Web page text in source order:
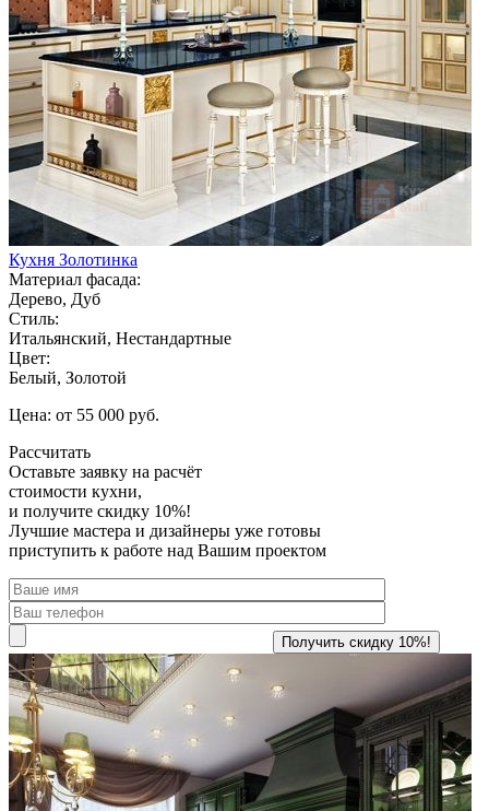
Кухня Золотинка
Материал фасада:
Дерево, Дуб
Стиль:
Итальянский, Нестандартные
Цвет:
Белый, Золотой
Цена: от 55 000 руб.
Рассчитать
Оставьте заявку на расчёт
стоимости кухни,
и получите скидку 10%!
Лучшие мастера и дизайнеры уже готовы
приступить к работе над Вашим проектом